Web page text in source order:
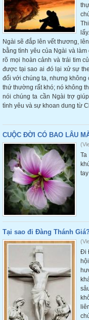
Ngài sẽ đắp lên vết thương,
bằng tình yêu của Ngài và
rõ mọi hoàn cảnh và trái tim
được tại sao ai đó lại xử sự
đối với chúng ta, nhưng không
thứ thường rất khó; nó không
nói chúng ta cần Ngài trợ
tình yêu và sự khoan dung từ
CUỘC ĐỜI CÓ BAO LÂU
Tại sao đi Đàng Thánh Giá?
Đi